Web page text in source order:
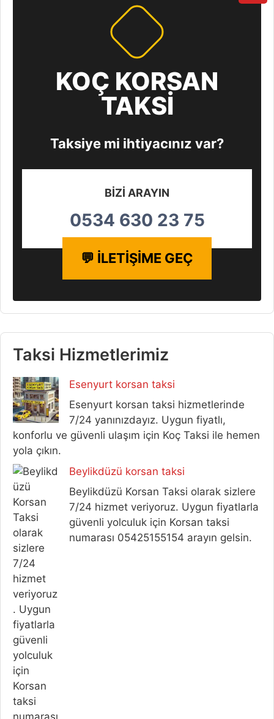
KOÇ KORSAN
TAKSİ
Taksiye mi ihtiyacınız var?
BİZİ ARAYIN
0534 630 23 75
💬 İLETİŞİME GEÇ
Taksi Hizmetlerimiz
Esenyurt korsan taksi
Esenyurt korsan taksi hizmetlerinde
7/24 yanınızdayız. Uygun fiyatlı,
konforlu ve güvenli ulaşım için Koç Taksi ile hemen
yola çıkın.
Beylikdüzü korsan taksi
Beylikdüzü Korsan Taksi olarak sizlere
7/24 hizmet veriyoruz. Uygun fiyatlarla
güvenli yolculuk için Korsan taksi
numarası 05425155154 arayın gelsin.